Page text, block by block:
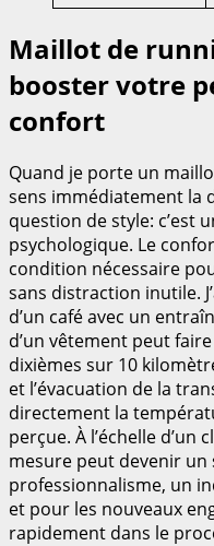
Maillot de
booster votre
confort
Quand je porte un
sens immédiatement la
question de style: c’est
psychologique. Le
condition nécessaire
sans distraction inutile.
d’un café avec un
d’un vêtement peut
dixièmes sur 10
et l’évacuation de la
directement la
perçue. À l’échelle d’un
mesure peut devenir un
professionnalisme, un
et pour les nouveaux
rapidement dans le